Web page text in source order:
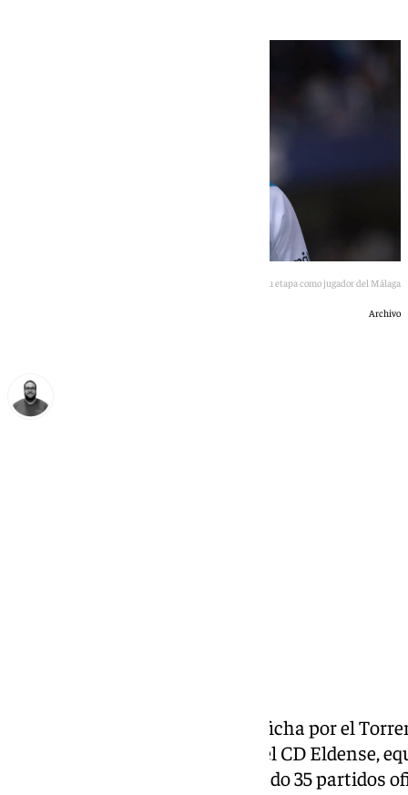
Dioni en su etapa como jugador del Málaga
Archivo
El exmalaguista Dioni Villalba ficha por el
costasoleño llega procedente del CD Eldense,
Segunda División. Dioni ha jugado 35 partidos